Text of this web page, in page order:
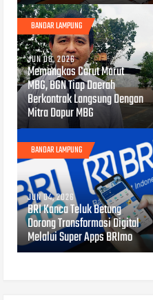
BANDAR LAMPUNG
JUN 08, 2026
Memangkas Carut Marut
MBG, BGN Tiap Daerah
Berkontrak Langsung Dengan
Mitra Dapur MBG
BANDAR LAMPUNG
JUN 04, 2026
BRI Kanca Teluk Betung
Dorong Transformasi Digital
Melalui Super Apps BRImo